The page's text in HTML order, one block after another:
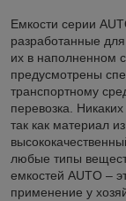
Емкости серии
разработанные
их в наполненном
предусмотрены
транспортному
перевозка.
так как материал
любые типы
емкостей AUTO –
применение у